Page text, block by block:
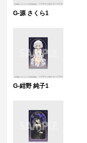
G-源 さくら1
G-紺野 純子1